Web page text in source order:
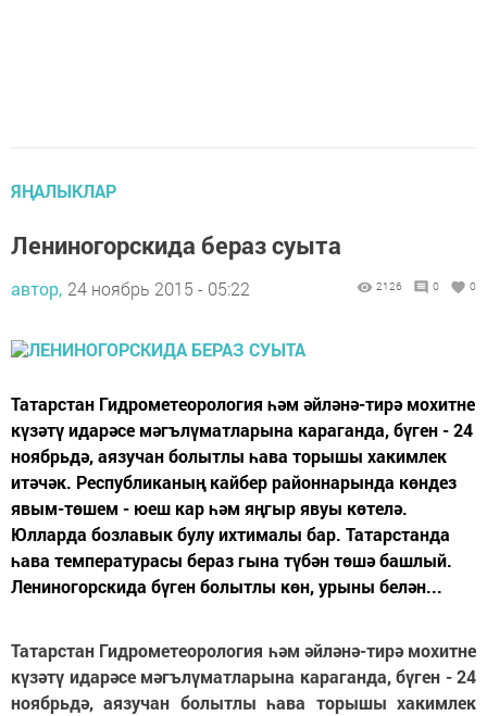
ЯҢАЛЫКЛАР
Лениногорскида бераз суыта
автор, 24 ноябрь 2015 - 05:22 2126 0 0
Татарстан Гидрометеорология һәм әйләнә-тирә мохитне
күзәтү идарәсе мәгълүматларына караганда, бүген - 24
ноябрьдә, аязучан болытлы һава торышы хакимлек
итәчәк. Республиканың кайбер районнарында көндез
явым-төшем - юеш кар һәм яңгыр явуы көтелә.
Юлларда бозлавык булу ихтималы бар. Татарстанда
һава температурасы бераз гына түбән төшә башлый.
Лениногорскида бүген болытлы көн, урыны белән...
Татарстан Гидрометеорология һәм әйләнә-тирә мохитне
күзәтү идарәсе мәгълүматларына караганда, бүген - 24
ноябрьдә, аязучан болытлы һава торышы хакимлек